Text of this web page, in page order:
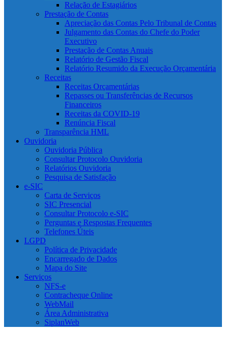
Relação de Estagiários
Prestação de Contas
Apreciação das Contas Pelo Tribunal de Contas
Julgamento das Contas do Chefe do Poder
Executivo
Prestação de Contas Anuais
Relatório de Gestão Fiscal
Relatório Resumido da Execução Orçamentária
Receitas
Receitas Orçamentárias
Repasses ou Transferências de Recursos
Financeiros
Receitas da COVID-19
Renúncia Fiscal
Transparência HML
Ouvidoria
Ouvidoria Pública
Consultar Protocolo Ouvidoria
Relatórios Ouvidoria
Pesquisa de Satisfação
e-SIC
Carta de Serviços
SIC Presencial
Consultar Protocolo e-SIC
Perguntas e Respostas Frequentes
Telefones Úteis
LGPD
Política de Privacidade
Encarregado de Dados
Mapa do Site
Serviços
NFS-e
Contracheque Online
WebMail
Área Administrativa
SiplanWeb